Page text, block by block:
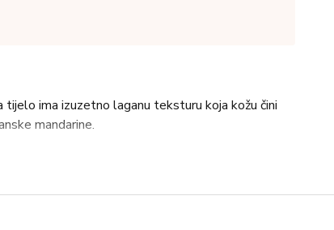
ima izuzetno laganu teksturu koja kožu čini
mandarine.